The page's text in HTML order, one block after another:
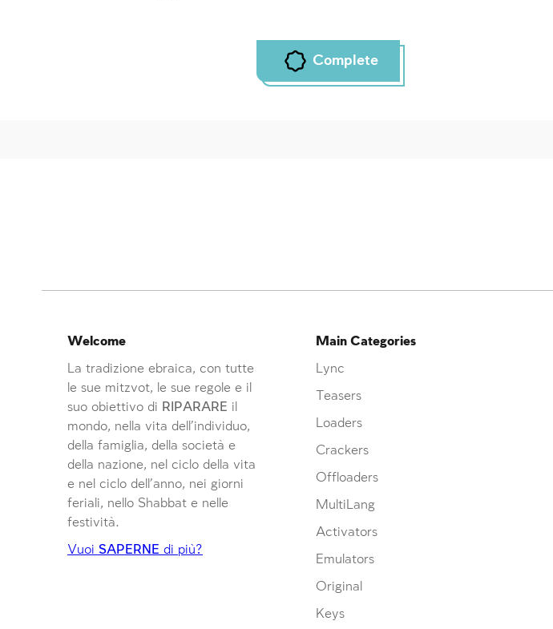
Complete
Main Categories
Lync
Teasers
Loaders
Crackers
Offloaders
MultiLang
Activators
Emulators
Original
Keys
Welcome
La tradizione ebraica, con tutte
le sue mitzvot, le sue regole e il
suo obiettivo di RIPARARE il
mondo, nella vita dell’individuo,
della famiglia, della società e
della nazione, nel ciclo della vita
e nel ciclo dell’anno, nei giorni
feriali, nello Shabbat e nelle
festività.
Vuoi SAPERNE di più?